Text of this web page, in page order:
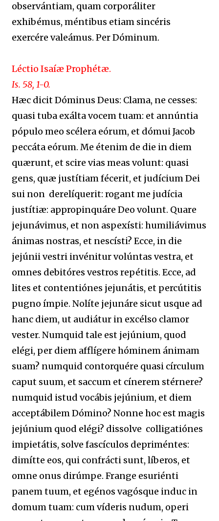
observántiam, quam corporáliter
exhibémus, méntibus etiam sincéris
exercére valeámus. Per Dóminum.
Léctio Isaíæ Prophétæ.
Is. 58, 1-0.
Hæc dicit Dóminus Deus: Clama, ne cesses:
quasi tuba exálta vocem tuam: et annúntia
pópulo meo scélera eórum, et dómui Jacob
peccáta eórum. Me étenim de die in diem
quærunt, et scire vias meas volunt: quasi
gens, quæ justítiam fécerit, et judícium Dei
sui non derelíquerit: rogant me judícia
justítiæ: appropinquáre Deo volunt. Quare
jejunávimus, et non aspexísti: humiliávimus
ánimas nostras, et nescísti? Ecce, in die
jejúnii vestri invénitur volúntas vestra, et
omnes debitóres vestros repétitis. Ecce, ad
lites et contentiónes jejunátis, et percútitis
pugno ímpie. Nolíte jejunáre sicut usque ad
hanc diem, ut audiátur in excélso clamor
vester. Numquid tale est jejúnium, quod
elégi, per diem afflígere hóminem ánimam
suam? numquid contorquére quasi círculum
caput suum, et saccum et cínerem stérnere?
numquid istud vocábis jejúnium, et diem
acceptábilem Dómino? Nonne hoc est magis
jejúnium quod elégi? dissolve colligatiónes
impietátis, solve fascículos depriméntes:
dimítte eos, qui confrácti sunt, líberos, et
omne onus dirúmpe. Frange esuriénti
panem tuum, et egénos vagósque induc in
domum tuam: cum víderis nudum, operi